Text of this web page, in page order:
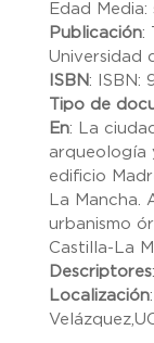
Edad
Publicación:
Universidad
ISBN:
ISBN:
Tipo de
En: La
arqueología
edificio
La Mancha.
urbanismo
Castilla-La
Descriptores:
Localización: